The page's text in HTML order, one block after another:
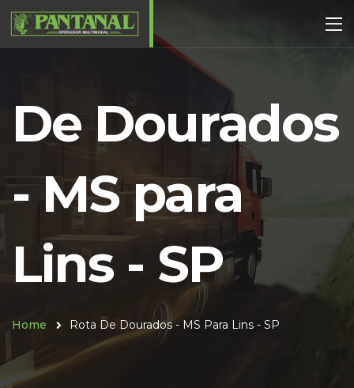
De Dourados
- MS para
Lins - SP
Home Rota De Dourados - MS Para Lins - SP